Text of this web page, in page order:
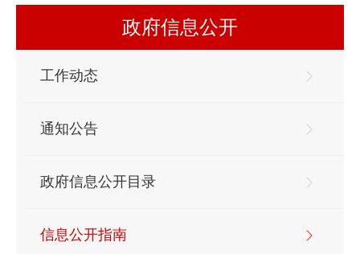
政府信息公开
工作动态
通知公告
政府信息公开目录
信息公开指南